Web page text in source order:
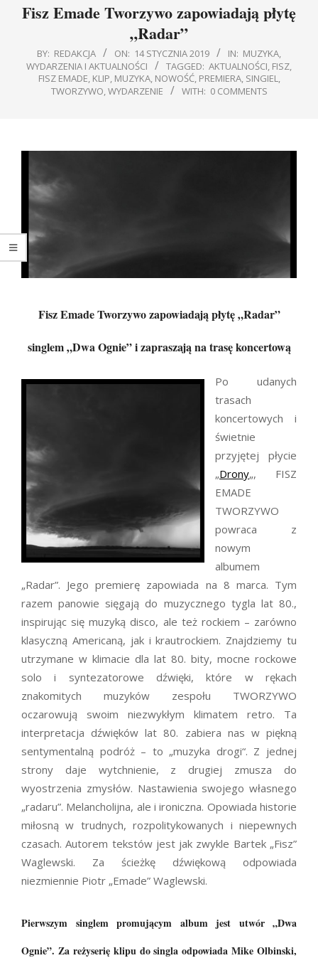
Fisz Emade Tworzywo zapowiadają płytę
„Radar”
BY: REDAKCJA ON: 14 STYCZNIA 2019 IN: MUZYKA,
WYDARZENIA I AKTUALNOŚCI
TAGGED: AKTUALNOŚCI, FISZ,
FISZ EMADE, KLIP, MUZYKA, NOWOŚĆ, PREMIERA, SINGIEL,
TWORZYWO,WYDARZENIE WITH: 0 COMMENTS
Fisz Emade Tworzywo zapowiadają płytę „Radar”
singlem „Dwa Ognie” i zapraszają na trasę koncertową
Po udanych
trasach
koncertowych i
świetnie
przyjętej płycie
„Drony„, FISZ
EMADE
TWORZYWO
powraca z
nowym
albumem
„Radar”. Jego premierę zapowiada na 8 marca. Tym
razem panowie sięgają do muzycznego tygla lat 80.,
inspirując się muzyką disco, ale też rockiem – zarówno
klasyczną Americaną, jak i krautrockiem. Znajdziemy tu
utrzymane w klimacie dla lat 80. bity, mocne rockowe
solo i syntezatorowe dźwięki, które w rękach
znakomitych muzyków zespołu TWORZYWO
oczarowują swoim niezwykłym klimatem retro. Ta
interpretacja dźwięków lat 80. zabiera nas w piękną
sentymentalną podróż – to „muzyka drogi“. Z jednej
strony daje wytchnienie, z drugiej zmusza do
wyostrzenia zmysłów. Nastawienia swojego własnego
„radaru”. Melancholijna, ale i ironiczna. Opowiada historie
miłosną w trudnych, rozpolitykowanych i niepewnych
czasach. Autorem tekstów jest jak zwykle Bartek „Fisz”
Waglewski. Za ścieżkę dźwiękową odpowiada
niezmiennie Piotr „Emade” Waglewski.
Pierwszym singlem promującym album jest utwór „Dwa
Ognie”. Za reżyserię klipu do singla odpowiada Mike Olbinski,